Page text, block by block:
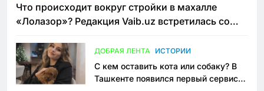
Что происходит вокруг стройки в махалле
«Лолазор»? Редакция Vaib.uz встретилась со
ДОБРАЯ ЛЕНТА ИСТОРИИ
С кем оставить кота или собаку? В
Ташкенте появился первый сервис